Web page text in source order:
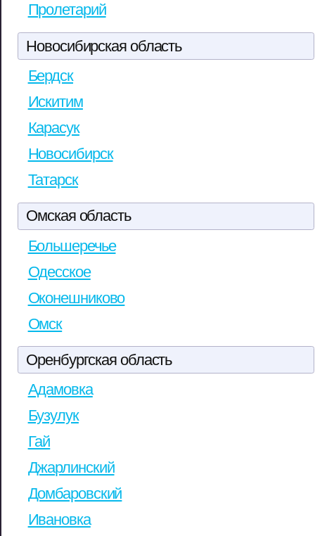
Пролетарий
Новосибирская область
Бердск
Искитим
Карасук
Новосибирск
Татарск
Омская область
Большеречье
Одесское
Оконешниково
Омск
Оренбургская область
Адамовка
Бузулук
Гай
Джарлинский
Домбаровский
Ивановка